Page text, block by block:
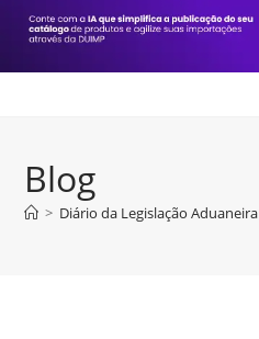
Blog
> Diário da Legislação Aduaneira